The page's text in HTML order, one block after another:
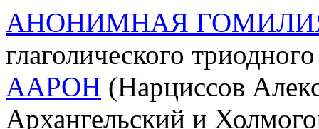
АНОНИМНАЯ
глаголического
ААРОН (Нарциссов
Архангельский и